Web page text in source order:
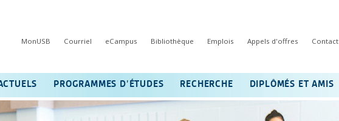
MonUSB Courriel eCampus Bibliothèque Emplois Appels d'offres Contact
PROGRAMMES D’ÉTUDES RECHERCHE DIPLÔMÉS ET AMIS